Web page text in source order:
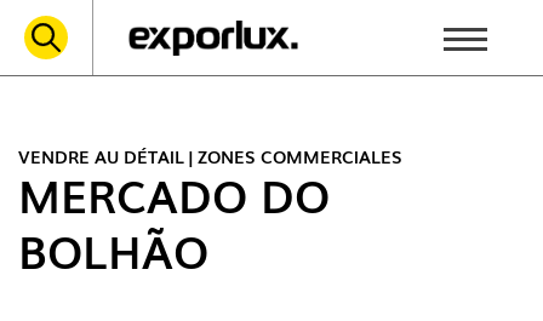
VENDRE AU DÉTAIL | ZONES COMMERCIALES
MERCADO DO
BOLHÃO